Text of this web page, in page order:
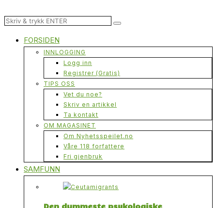
FORSIDEN
INNLOGGING
Logg inn
Registrer (Gratis)
TIPS OSS
Vet du noe?
Skriv en artikkel
Ta kontakt
OM MAGASINET
Om Nyhetsspeilet.no
Våre 118 forfattere
Fri gjenbruk
SAMFUNN
Den dummeste psykologiske